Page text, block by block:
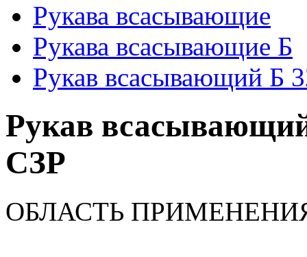
Рукава всасывающие
Рукава всасывающие Б
Рукав всасывающий Б
Рукав
СЗР
ОБЛАСТЬ